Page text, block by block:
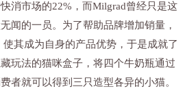
消市场的22%，而Milgrad曾经只是这
闻的一员。为了帮助品牌增加销量，
其成为自身的产品优势，于是成就了
玩法的猫咪盒子，将四个牛奶瓶通过
者就可以得到三只造型各异的小猫。